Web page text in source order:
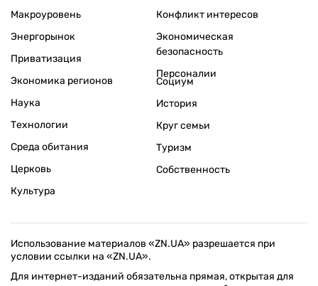
Макроуровень
Энергорынок
Приватизация
Экономика регионов
Конфликт интересов
Экономическая
безопасность
Персоналии
Наука
Технологии
Среда обитания
Церковь
Культура
Социум
История
Круг семьи
Туризм
Собственность
Использование материалов «ZN.UA» разрешается при
условии ссылки на «ZN.UA».
Для интернет-изданий обязательна прямая, открытая для